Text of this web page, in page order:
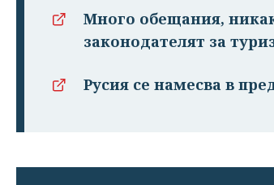
Много обещания,
законодателят за
Русия се намесва в